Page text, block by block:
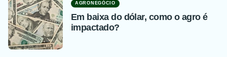
AGRONEGÓCIO
Em baixa do dólar, como o agro é
impactado?